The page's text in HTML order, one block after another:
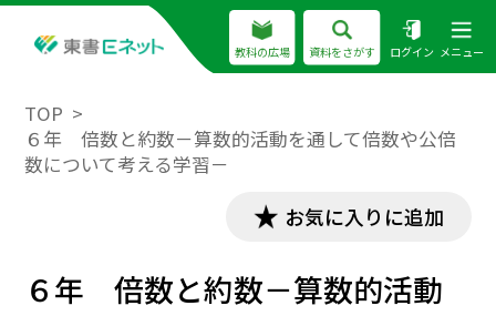
教科の広場 資料をさがす ログイン メニュー
TOP
６年 倍数と約数－算数的活動を通して倍数や公倍
数について考える学習－
お気に入りに追加
６年 倍数と約数－算数的活動